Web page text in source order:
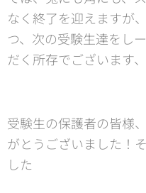
なく終了を迎えますが
つ、次の受験生達をし
だく所存でございます、
受験生の保護者の皆様
がとうございました！
した🌸